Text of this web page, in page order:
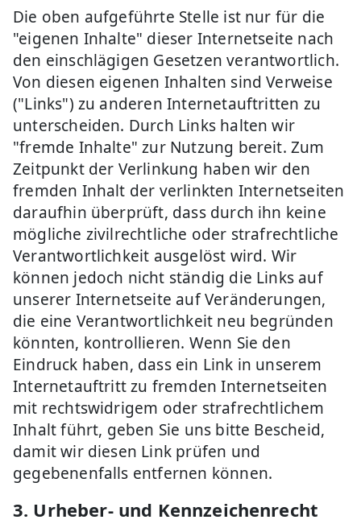
Die oben aufgeführte Stelle ist nur für die
"eigenen Inhalte" dieser Internetseite nach
den einschlägigen Gesetzen verantwortlich.
Von diesen eigenen Inhalten sind Verweise
("Links") zu anderen Internetauftritten zu
unterscheiden. Durch Links halten wir
"fremde Inhalte" zur Nutzung bereit. Zum
Zeitpunkt der Verlinkung haben wir den
fremden Inhalt der verlinkten Internetseiten
daraufhin überprüft, dass durch ihn keine
mögliche zivilrechtliche oder strafrechtliche
Verantwortlichkeit ausgelöst wird. Wir
können jedoch nicht ständig die Links auf
unserer Internetseite auf Veränderungen,
die eine Verantwortlichkeit neu begründen
könnten, kontrollieren. Wenn Sie den
Eindruck haben, dass ein Link in unserem
Internetauftritt zu fremden Internetseiten
mit rechtswidrigem oder strafrechtlichem
Inhalt führt, geben Sie uns bitte Bescheid,
damit wir diesen Link prüfen und
gegebenenfalls entfernen können.
3. Urheber- und Kennzeichenrecht